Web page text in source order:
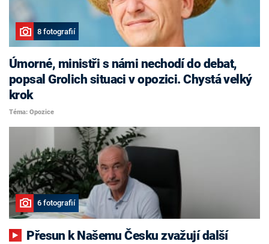
8 fotografií
Úmorné, ministři s námi nechodí do debat,
popsal Grolich situaci v opozici. Chystá velký
krok
Téma: Opozice
6 fotografií